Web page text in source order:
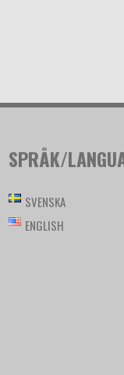
SPRÅK/
SVENSKA
ENGLISH